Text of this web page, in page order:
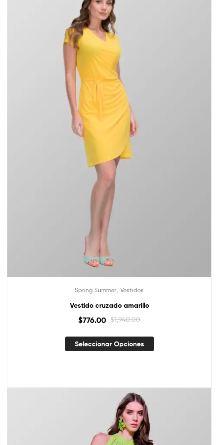
Spring Summer Vestidos
Vestido cruzado amarillo
$1,940.00
$776.00
Seleccionar Opciones